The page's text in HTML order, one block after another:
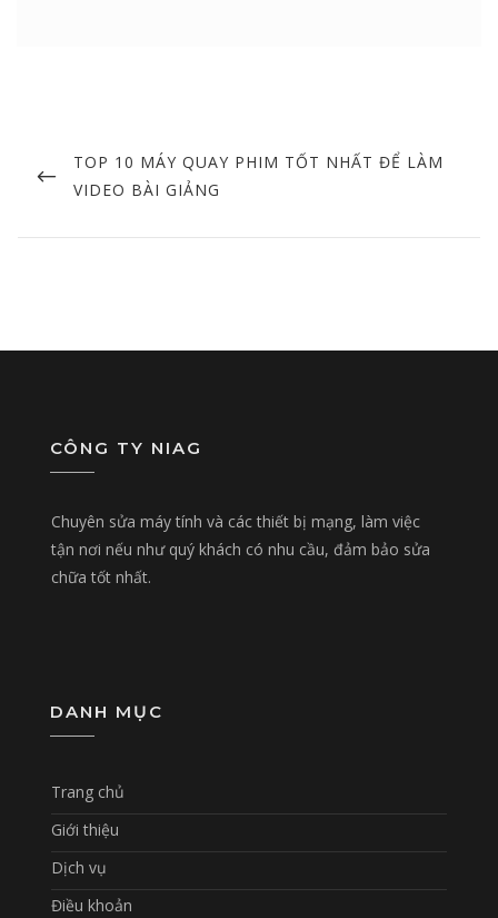
navigation
PREVIOUS
POST
TOP 10 MÁY QUAY PHIM TỐT NHẤT ĐỂ LÀM
VIDEO BÀI GIẢNG
CÔNG TY NIAG
Chuyên sửa máy tính và các thiết bị mạng, làm việc
tận nơi nếu như quý khách có nhu cầu, đảm bảo sửa
chữa tốt nhất.
DANH MỤC
Trang chủ
Giới thiệu
Dịch vụ
Điều khoản